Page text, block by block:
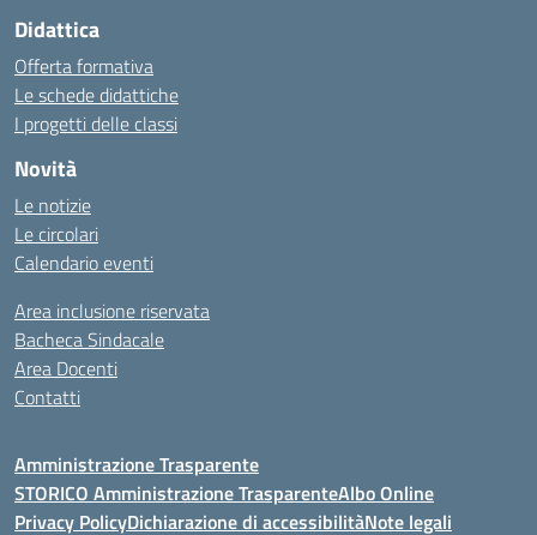
Didattica
Offerta formativa
Le schede didattiche
I progetti delle classi
Novità
Le notizie
Le circolari
Calendario eventi
Area inclusione riservata
Bacheca Sindacale
Area Docenti
Contatti
Amministrazione Trasparente
STORICO Amministrazione TrasparenteAlbo Online
Privacy PolicyDichiarazione di accessibilitàNote legali